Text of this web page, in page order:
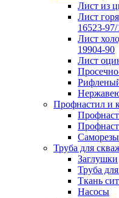
Лист из
Лист
16523-
Лист
19904-90
Лист
Профнастил и
Саморезы
Труба для
Заглушки
Труба
Ткань
Насосы